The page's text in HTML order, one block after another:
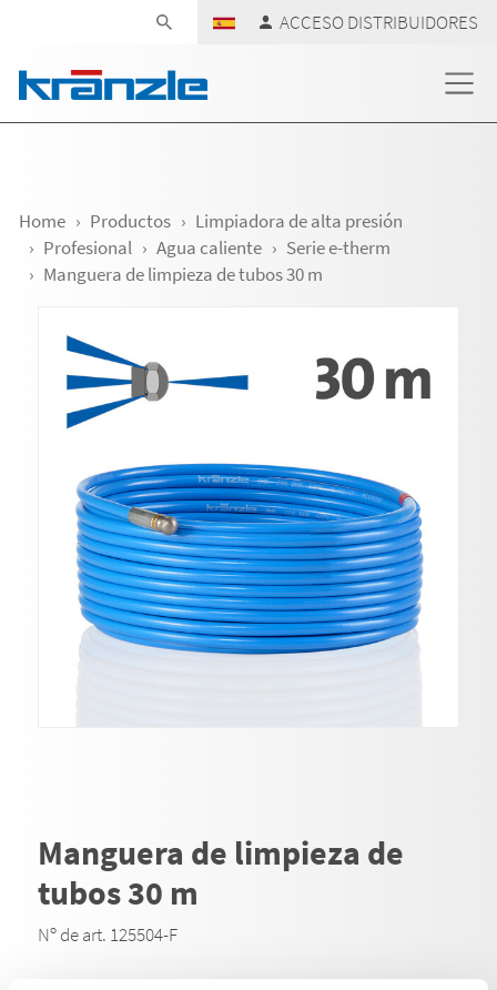
ACCESO DISTRIBUIDORES
Home Productos
Limpiadora de alta presión
Profesional
Agua caliente
Serie e-therm
Manguera de limpieza de tubos 30 m
Manguera de limpieza de
tubos 30 m
Nº de art. 125504-F